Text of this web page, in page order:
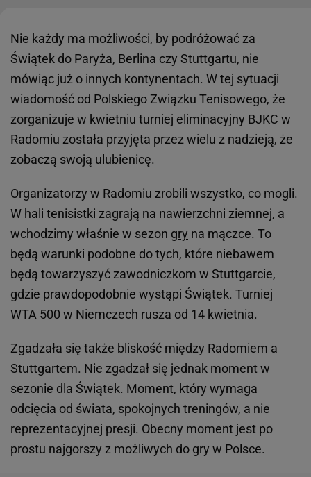
Nie każdy ma możliwości, by podróżować za
Świątek do Paryża, Berlina czy Stuttgartu, nie
mówiąc już o innych kontynentach. W tej sytuacji
wiadomość od Polskiego Związku Tenisowego, że
zorganizuje w kwietniu turniej eliminacyjny BJKC w
Radomiu została przyjęta przez wielu z nadzieją, że
zobaczą swoją ulubienicę.
Organizatorzy w Radomiu zrobili wszystko, co mogli.
W hali tenisistki zagrają na nawierzchni ziemnej, a
wchodzimy właśnie w sezon gry na mączce. To
będą warunki podobne do tych, które niebawem
będą towarzyszyć zawodniczkom w Stuttgarcie,
gdzie prawdopodobnie wystąpi Świątek. Turniej
WTA 500 w Niemczech rusza od 14 kwietnia.
Zgadzała się także bliskość między Radomiem a
Stuttgartem. Nie zgadzał się jednak moment w
sezonie dla Świątek. Moment, który wymaga
odcięcia od świata, spokojnych treningów, a nie
reprezentacyjnej presji. Obecny moment jest po
prostu najgorszy z możliwych do gry w Polsce.